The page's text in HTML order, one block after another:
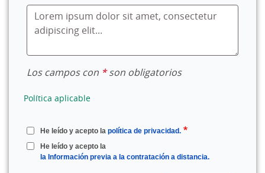
Los campos con *son obligatorios
Política aplicable
He leído y acepto lapolítica de privacidad.
He leído y acepto la
la Información previa a la contratación a distancia.